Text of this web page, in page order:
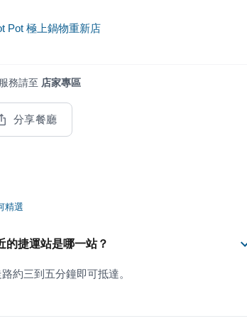
Pot 極上鍋物重新店
務請至 店家專區
分享餐廳
精選
捷運站是哪一站？
約三到五分鐘即可抵達。